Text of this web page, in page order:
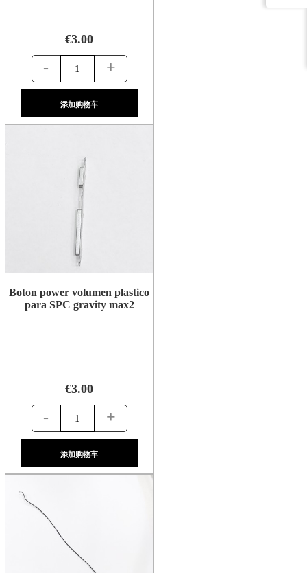
€3.00
- +
添加购物车
Boton power volumen plastico
para SPC gravity max2
€3.00
- +
添加购物车